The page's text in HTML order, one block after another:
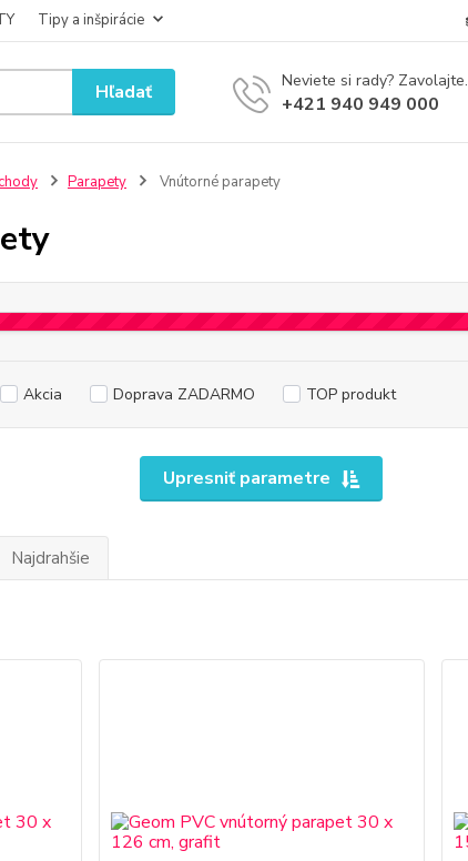
Tipy a inšpirácie
Hľadať Neviete si rady? Zavolajte.
+421 940 949 000
Parapety Vnútorné parapety
Upresniť parametre
Akcia Doprava ZADARMO TOP produkt
Najdrahšie